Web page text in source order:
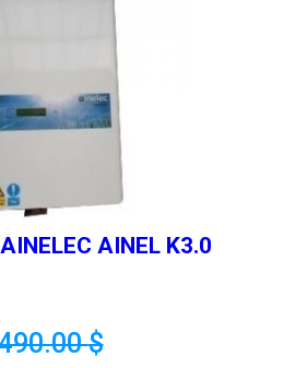
AINEL K3.0
$